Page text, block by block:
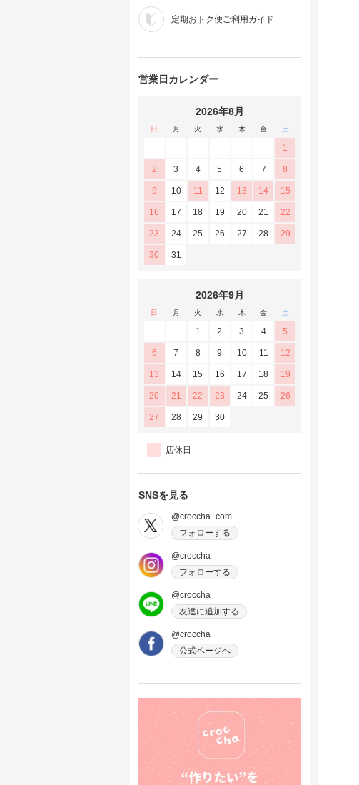
定期おトク便ご利用ガイド
営業日カレンダー
2026年8月
日 月 火 水 木 金 土
1
2 3 4 5 6 7 8
9 10 11 12 13 14 15
16 17 18 19 20 21 22
23 24 25 26 27 28 29
30 31
2026年9月
日 月 火 水 木 金 土
1 2 3 4 5
6 7 8 9 10 11 12
13 14 15 16 17 18 19
20 21 22 23 24 25 26
27 28 29 30
店休日
SNSを見る
@croccha_com
フォローする
@croccha
フォローする
@croccha
友達に追加する
@croccha
公式ページへ